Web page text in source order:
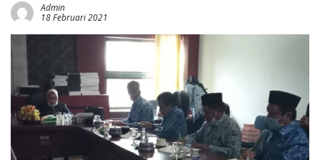
Admin
18 Februari 2021